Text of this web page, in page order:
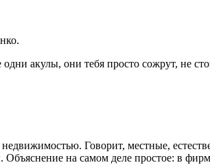
акулы, они тебя просто сожрут, не
Говорит, местные,
на самом деле простое: в